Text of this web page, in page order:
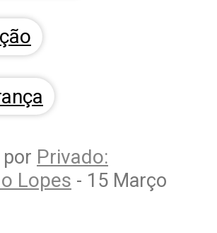
Privado:
Lopes - 15 Março